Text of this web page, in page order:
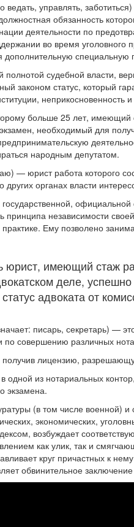
ведать, управлять,
обязанность
деятельности по
во время уголовного
специальную
судебной власти,
законом статус, который
неприкосновенность
больше 25 лет,
необходимый для
народным депутатом.
— юрист работа которого
органах власти
принципа независимости
Ему позволено
юрист, имеющий стаж
деле,
адвоката от
писарь, секретарь) —
по совершению различных
получив лицензию,
одной из нотариальных
экзамена.
(в том числе военной)
экономических,
возбуждает
как улик, так и
круг причастных к
обвинительное